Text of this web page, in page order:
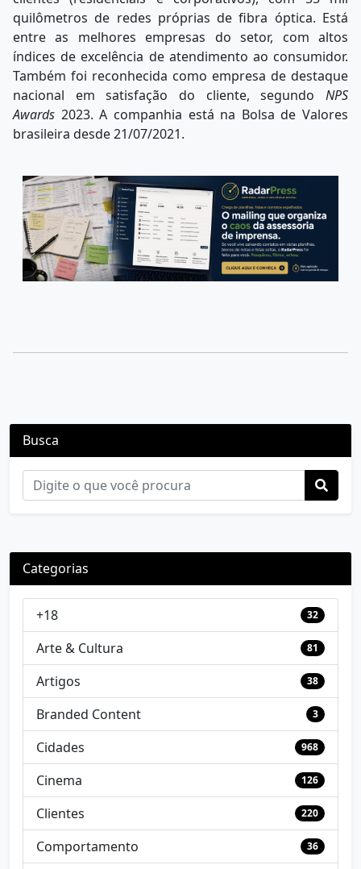
quilômetros de redes próprias de fibra óptica. Está
entre as melhores empresas do setor, com altos
índices de excelência de atendimento ao consumidor.
Também foi reconhecida como empresa de destaque
nacional em satisfação do cliente, segundo NPS
Awards 2023. A companhia está na Bolsa de Valores
brasileira desde 21/07/2021.
Busca
Categorias
+18 32
Arte & Cultura 81
Artigos 38
Branded Content 3
Cidades 968
Cinema 126
Clientes 220
Comportamento 36